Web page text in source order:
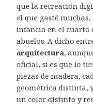
que la recreación
el que gasté
infancia en el cuarto
abuelos. A dicho
arquitectura,
oficial, si es que lo
piezas de madera,
geométrica distinta,
un color distinto y